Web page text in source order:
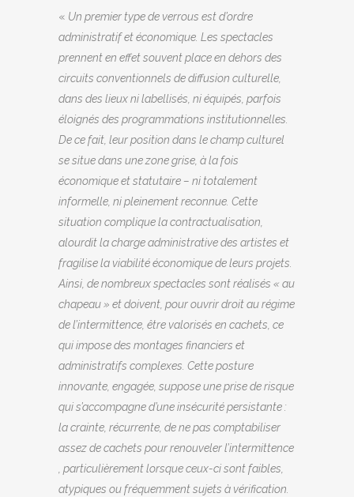
« Un premier type de verrous est d’ordre
administratif et économique. Les spectacles
prennent en effet souvent place en dehors des
circuits conventionnels de diffusion culturelle,
dans des lieux ni labellisés, ni équipés, parfois
éloignés des programmations institutionnelles.
De ce fait, leur position dans le champ culturel
se situe dans une zone grise, à la fois
économique et statutaire – ni totalement
informelle, ni pleinement reconnue. Cette
situation complique la contractualisation,
alourdit la charge administrative des artistes et
fragilise la viabilité économique de leurs projets.
Ainsi, de nombreux spectacles sont réalisés « au
chapeau » et doivent, pour ouvrir droit au régime
de l’intermittence, être valorisés en cachets, ce
qui impose des montages financiers et
administratifs complexes. Cette posture
innovante, engagée, suppose une prise de risque
qui s’accompagne d’une insécurité persistante :
la crainte, récurrente, de ne pas comptabiliser
assez de cachets pour renouveler l’intermittence
, particulièrement lorsque ceux-ci sont faibles,
atypiques ou fréquemment sujets à vérification.